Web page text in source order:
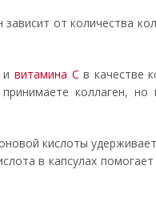
от количества
витамина С в качестве
коллаген, но
кислоты
в капсулах